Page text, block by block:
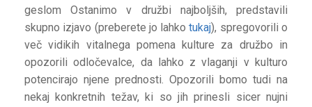
geslom Ostanimo v družbi najboljših, predstavili
skupno izjavo (preberete jo lahkotukaj), spregovorili o
več vidikih vitalnega pomena kulture za družbo in
opozorili odločevalce, da lahko z vlaganji v kulturo
potencirajo njene prednosti. Opozorili bomo tudi na
nekaj konkretnih težav, ki so jih prinesli sicer nujni